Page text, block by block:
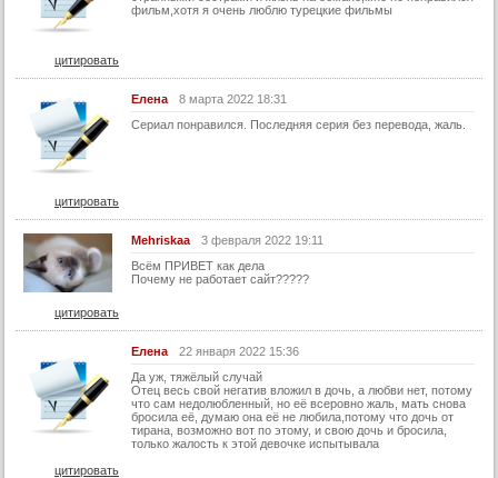
фильм,хотя я очень люблю турецкие фильмы
цитировать
Елена
8 марта 2022 18:31
Сериал понравился. Последняя серия без перевода, жаль.
цитировать
Mehriskaa
3 февраля 2022 19:11
Всём ПРИВЕТ как дела
Почему не работает сайт?????
цитировать
Елена
22 января 2022 15:36
Да уж, тяжёлый случай
Отец весь свой негатив вложил в дочь, а любви нет, потому
что сам недолюбленный, но её всеровно жаль, мать снова
бросила её, думаю она её не любила,потому что дочь от
тирана, возможно вот по этому, и свою дочь и бросила,
только жалость к этой девочке испытывала
цитировать